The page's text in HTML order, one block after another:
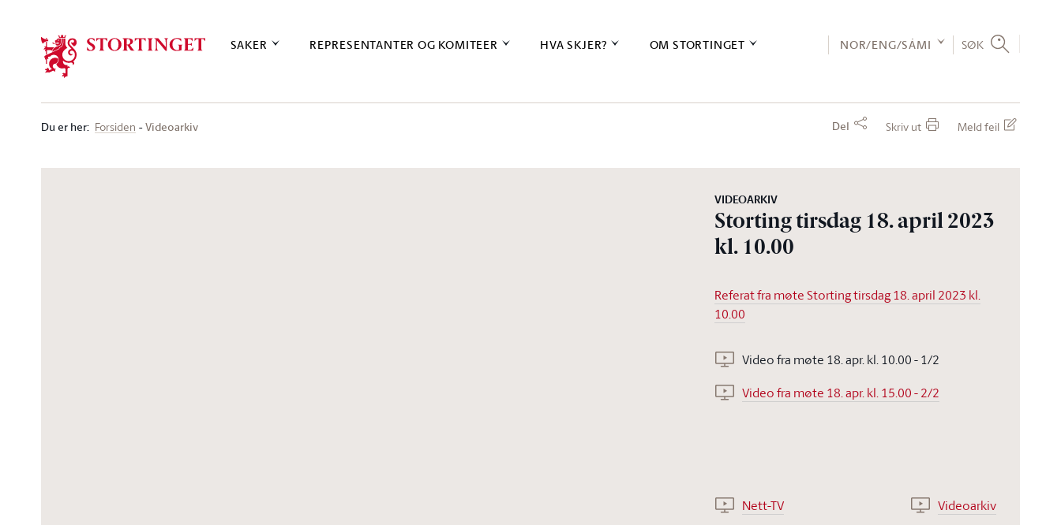
SAKER REPRESENTANTER OG KOMITEER HVA SKJER? OM STORTINGET NOR/ENG/SÁMI SØK
Du er her: Forsiden Videoarkiv Del Skriv ut Meld feil
VIDEOARKIV
Storting tirsdag 18. april 2023
kl. 10.00
Referat fra møte Storting tirsdag 18. april 2023 kl.
10.00
Video fra møte 18. apr. kl. 10.00 - 1/2
Video fra møte 18. apr. kl. 15.00 - 2/2
Nett-TV Videoarkiv